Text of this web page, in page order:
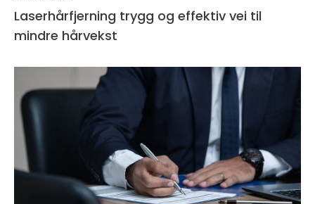
Laserhårfjerning trygg og effektiv vei til
mindre hårvekst